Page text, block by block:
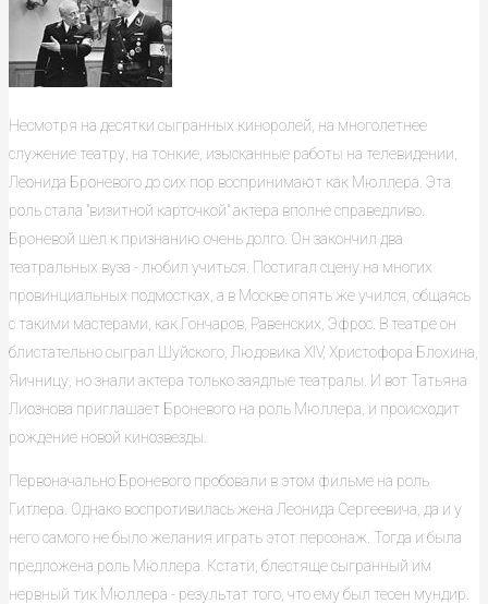
Несмотря на десятки сыгранных киноролей, на многолетнее
служение театру, на тонкие, изысканные работы на телевидении,
Леонида Броневого до сих пор воспринимают как Мюллера. Эта
роль стала "визитной карточкой" актера вполне справедливо.
Броневой шел к признанию очень долго. Он закончил два
театральных вуза - любил учиться. Постигал сцену на многих
провинциальных подмостках, а в Москве опять же учился, общаясь
с такими мастерами, как Гончаров, Равенских, Эфрос. В театре он
блистательно сыграл Шуйского, Людовика ХIV, Христофора Блохина,
Яичницу, но знали актера только заядлые театралы. И вот Татьяна
Лиознова приглашает Броневого на роль Мюллера, и происходит
рождение новой кинозвезды.
Первоначально Броневого пробовали в этом фильме на роль
Гитлера. Однако воспротивилась жена Леонида Сергеевича, да и у
него самого не было желания играть этот персонаж. Тогда и была
предложена роль Мюллера. Кстати, блестяще сыгранный им
нервный тик Мюллера - результат того, что ему был тесен мундир.